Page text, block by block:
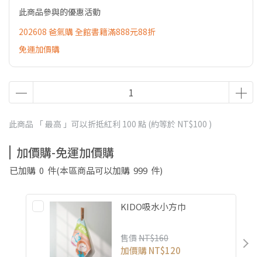
此商品參與的優惠活動
202608 爸氣購 全館書籍滿888元88折
免運加價購
此商品 「 最高 」可以折抵紅利 100 點 (約等於 NT$100 )
加價購-免運加價購
已加購 0 件(本區商品可以加購 999 件)
KIDO吸水小方巾
售價 NT$160
加價購NT$120